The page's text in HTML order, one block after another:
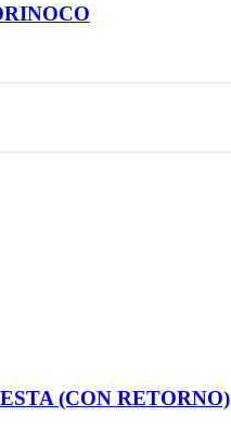
(CON RETORNO)